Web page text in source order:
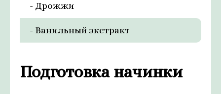
- Дрожжи
- Ванильный экстракт
Подготовка начинки